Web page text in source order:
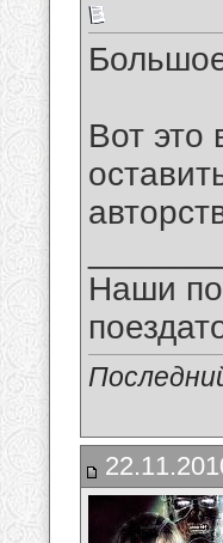
Вот это
Наши